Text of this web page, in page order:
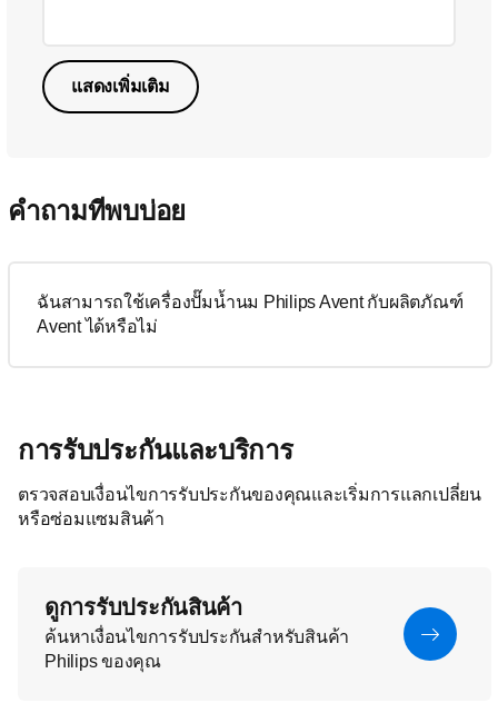
แสดงเพิ่มเติม
คำถามที่พบบ่อย
ฉันสามารถใช้เครื่องปั๊มน้ำนม Philips Avent กับผลิตภัณฑ์
Avent ได้หรือไม่
การรับประกันและบริการ
ตรวจสอบเงื่อนไขการรับประกันของคุณและเริ่มการแลกเปลี่ยน
หรือซ่อมแซมสินค้า
ดูการรับประกันสินค้า
ค้นหาเงื่อนไขการรับประกันสำหรับสินค้า
Philips ของคุณ